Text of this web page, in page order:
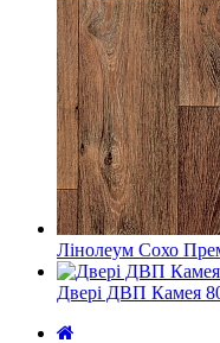
Лінолеум Сохо
Двері ДВП Камея